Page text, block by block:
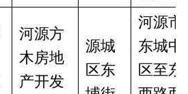
河源方
木房地
产开发
源城
区东
河源市
东城中
区至东